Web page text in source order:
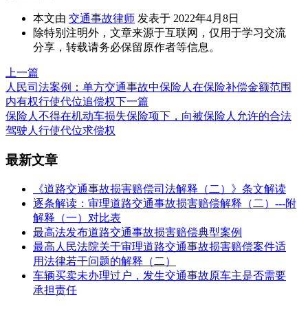
本文由 交通事故律师 发表于 2022年4月8日
除特别注明外，文章来源于互联网，仅用于学习交流
分享，转载请务必保留原作者等信息。
上一篇
人民司法案例：单方交通事故中保险人在保险补偿金额范围
内有权行使代位追偿权下一篇
保险人不得在机动车损失保险项下，向被保险人允许的合法
驾驶人行使代位求偿权
最新文章
《道路交通事故损害赔偿司法解释（二）》条文解读
逐条解读：审理道路交通事故损害赔偿解释（二）---附
解释（一）对比表
最高法发布道路交通事故损害赔偿典型案例
最高人民法院关于审理道路交通事故损害赔偿案件适
用法律若干问题的解释（二）
车辆买卖未办理过户，发生交通事故原车主是否需要
承担责任